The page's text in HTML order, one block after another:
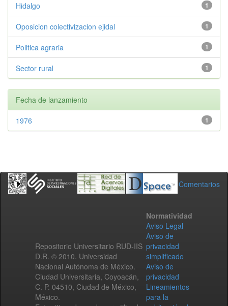
1
Hidalgo
1
Oposicion colectivizacion ejidal
1
Politica agraria
1
Sector rural
Fecha de lanzamiento
1
1976
Comentarios
Repositorio Universitario RUD-IIS
D.R. © 2010. Universidad
Nacional Autónoma de México.
Ciudad Universitaria, Coyoacán,
C. P. 04510, Ciudad de México,
México.
Normatividad
Aviso Legal
Aviso de
privacidad
simplificado
Aviso de
privacidad
Lineamientos
para la